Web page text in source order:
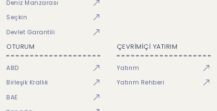
Deniz Manzarası
Seçkin
Devlet Garantili
OTURUM
ABD
Birleşik Krallık
BAE
ÇEVRİMİÇİ YATIRIM
Yatırım
Yatırım Rehberi